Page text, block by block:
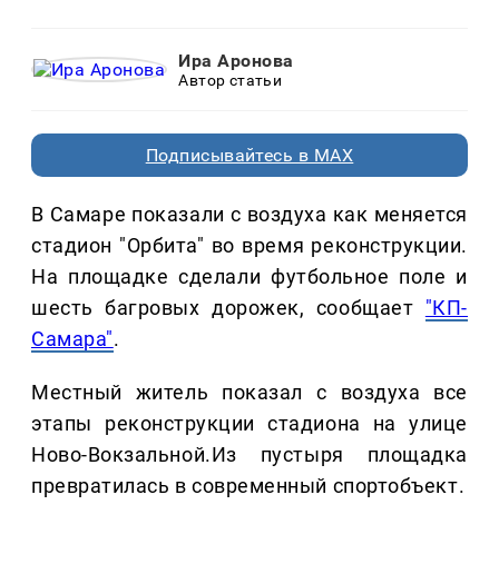
Ира Аронова
Автор статьи
Подписывайтесь в MAX
В Самаре показали с воздуха как меняется
стадион "Орбита" во время реконструкции.
На площадке сделали футбольное поле и
шесть багровых дорожек, сообщает "КП-
Самара".
Местный житель показал с воздуха все
этапы реконструкции стадиона на улице
Ново-Вокзальной.Из пустыря площадка
превратилась в современный спортобъект.